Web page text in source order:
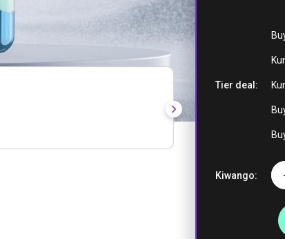
Berries
Ngono
Tier deal:
Kiwango: